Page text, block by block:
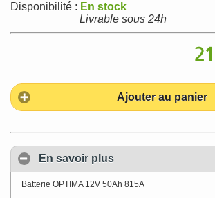
Disponibilité : En stock
Livrable sous 24h
Ajouter au panier
En savoir plus
Batterie OPTIMA 12V 50Ah 815A